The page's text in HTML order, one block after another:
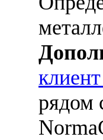
рядом